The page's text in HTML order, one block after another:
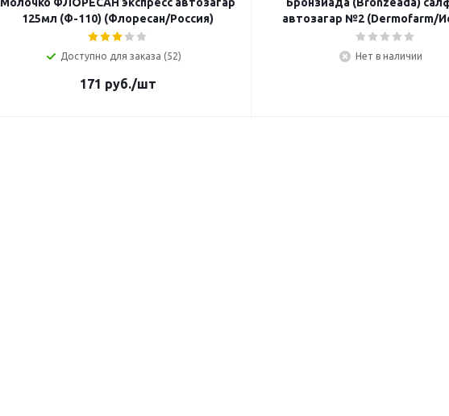
125мл (Ф-110) (Флоресан/Россия)
Доступно для заказа (52)
171 руб./шт
автозагар №2 (Dermofarm/
Нет в наличии